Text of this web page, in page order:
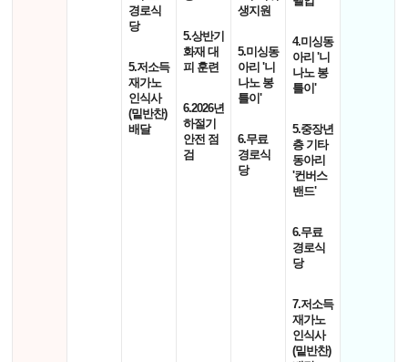
경로식
당
5.저소득
재가노
인식사
(밑반찬)
배달
5.상반기
화재 대
피 훈련
6.2026년
하절기
안전 점
검
생지원
5.미싱동
아리 '니
나노 봉
틀이'
6.무료
경로식
당
4.미싱동
아리 '니
나노 봉
틀이'
5.중장년
층 기타
동아리
'컨버스
밴드'
6.무료
경로식
당
7.저소득
재가노
인식사
(밑반찬)